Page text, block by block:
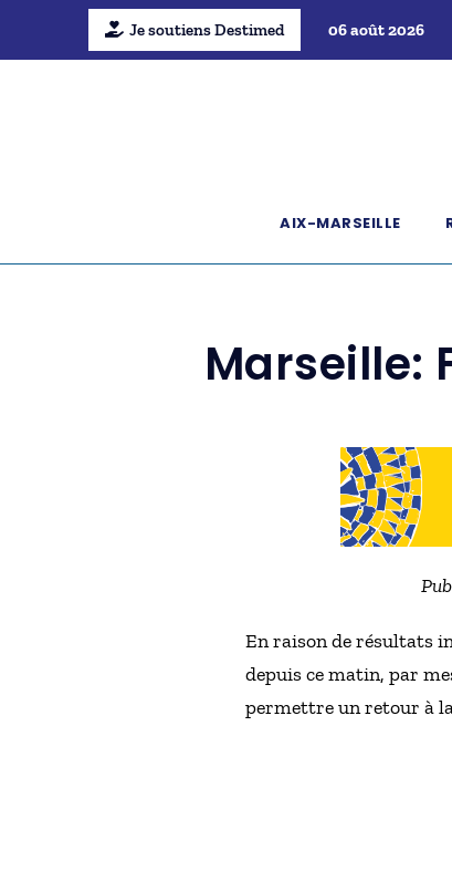
Je soutiens Destimed 06 août 2026
AIX-MARSEILLE
Marseille:
En raison de résultats
depuis ce matin, par
permettre un retour à